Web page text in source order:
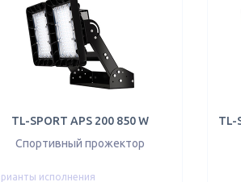
TL-SPORT APS 200 850 W
Спортивный прожектор
исполнения